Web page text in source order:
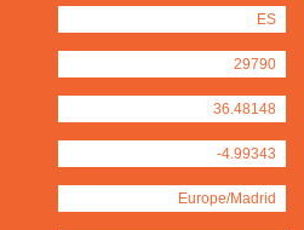
ES
29790
36.48148
-4.99343
Europe/Madrid